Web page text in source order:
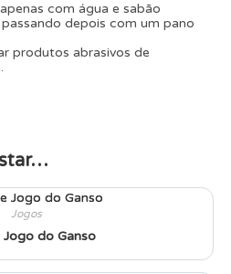
com água e sabão
depois com um pano
produtos abrasivos de
Jogos
Jogo do Ganso